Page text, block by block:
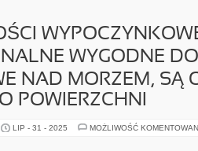
WYGODNE
NAD MORZEM, SĄ
POWIERZCHNI
LIP - 31 - 2025 MOŻLIWOŚĆ